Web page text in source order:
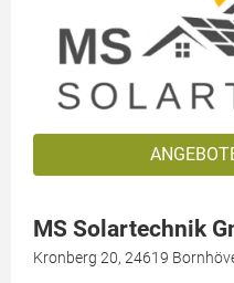
MS Solartechnik
Kronberg 20, 24619